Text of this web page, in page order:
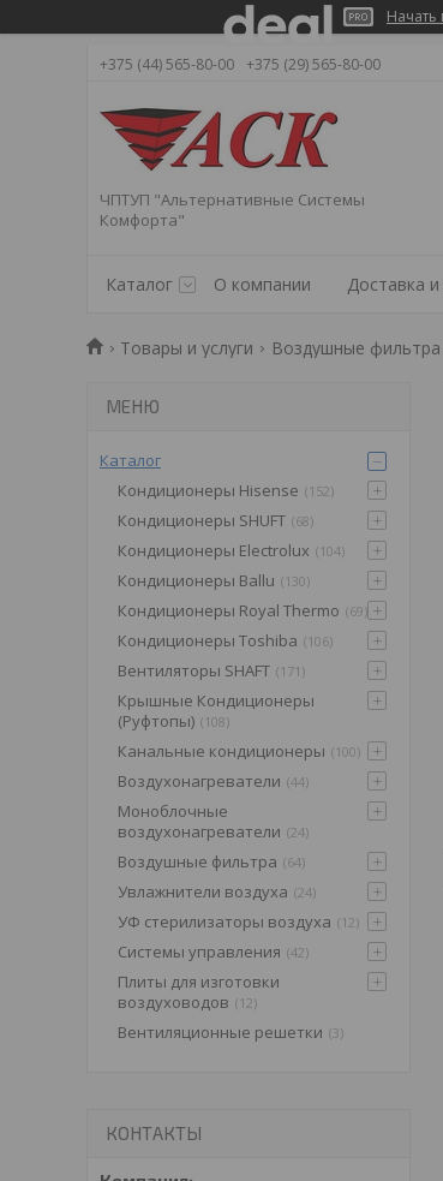
Начать
+375 (44) 565-80-00 +375 (29) 565-80-00
ЧПТУП "Альтернативные Системы
Комфорта"
Каталог О компании Доставка
Товары и услуги Воздушные фильтра
Каталог
Кондиционеры Hisense
152
Кондиционеры SHUFT 68
Кондиционеры Electrolux 104
Кондиционеры Ballu 130
Кондиционеры Royal Thermo 69
Кондиционеры Toshiba 106
Вентиляторы SHAFT 171
Крышные Кондиционеры
(Pуфтопы)
108
Канальные кондиционеры 100
Воздухонагреватели 44
Моноблочные
воздухонагреватели 24
Воздушные фильтра 64
Увлажнители воздуха 24
УФ стерилизаторы воздуха 12
Системы управления 42
Плиты для изготовки
воздуховодов
12
Вентиляционные решетки 3
КОНТАКТЫ